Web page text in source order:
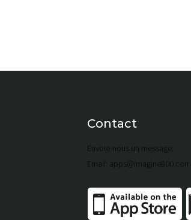
Contact
Envoie-nous un message:
Email: apps@imagine800.com